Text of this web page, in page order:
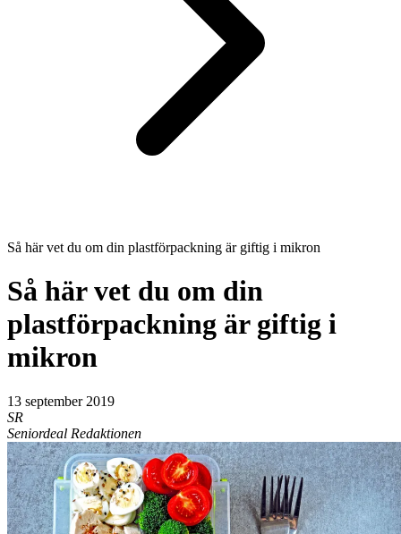
Så här vet du om din plastförpackning är giftig i mikron
Så här vet du om din
plastförpackning är giftig i
mikron
13 september 2019
SR
Seniordeal Redaktionen